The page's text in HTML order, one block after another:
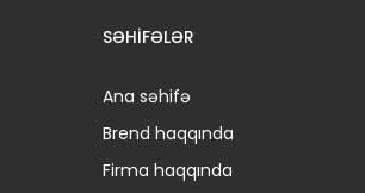
SƏHIFƏLƏR
Ana səhifə
Brend haqqında
Firma haqqında